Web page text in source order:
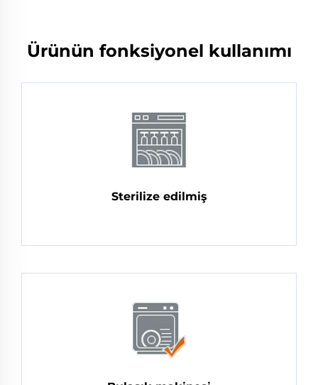
Ürünün fonksiyonel kullanımı
Sterilize edilmiş